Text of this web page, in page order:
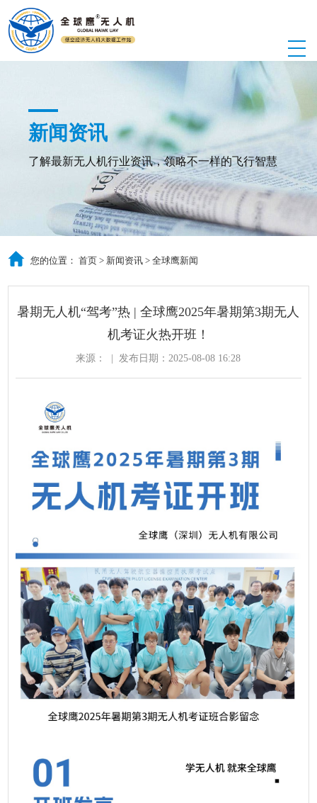
新闻资讯
了解最新无人机行业资讯，领略不一样的飞行智慧
您的位置：首页 > 新闻资讯 >全球鹰新闻
暑期无人机“驾考”热 | 全球鹰2025年暑期第3期无人
机考证火热开班！
来源： 发布日期：2025-08-08 16:28